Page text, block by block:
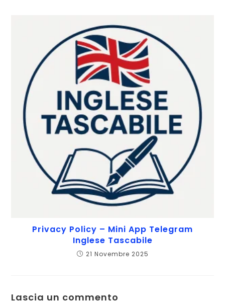
Privacy Policy – Mini App Telegram
Inglese Tascabile
21 Novembre 2025
Lascia un commento